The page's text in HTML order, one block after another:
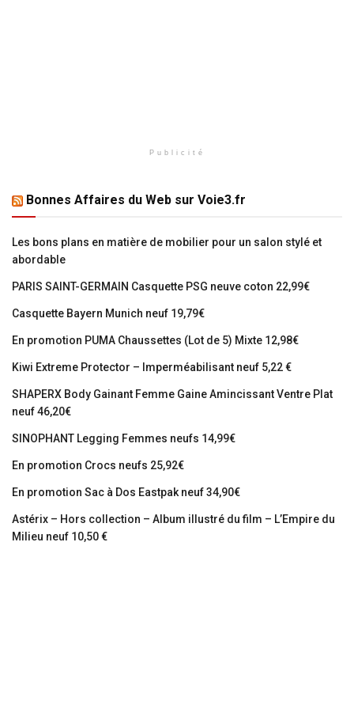
Publicité
Bonnes Affaires du Web sur Voie3.fr
Les bons plans en matière de mobilier pour un salon stylé et
abordable
PARIS SAINT-GERMAIN Casquette PSG neuve coton 22,99€
Casquette Bayern Munich neuf 19,79€
En promotion PUMA Chaussettes (Lot de 5) Mixte 12,98€
Kiwi Extreme Protector – Imperméabilisant neuf 5,22 €
SHAPERX Body Gainant Femme Gaine Amincissant Ventre Plat
neuf 46,20€
SINOPHANT Legging Femmes neufs 14,99€
En promotion Crocs neufs 25,92€
En promotion Sac à Dos Eastpak neuf 34,90€
Astérix – Hors collection – Album illustré du film – L’Empire du
Milieu neuf 10,50 €